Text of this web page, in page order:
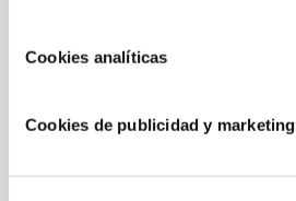
Cookies analíticas
Cookies de publicidad y marketing